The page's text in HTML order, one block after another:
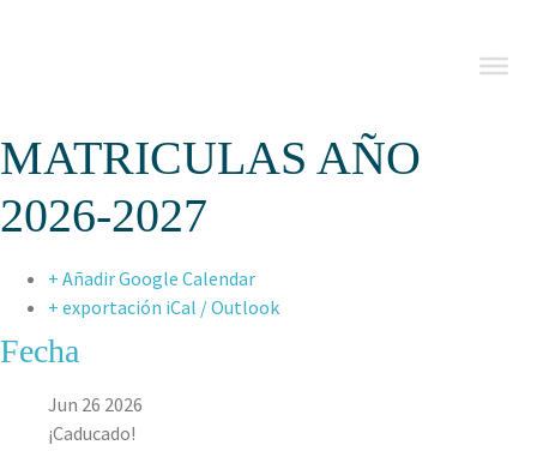
MATRICULAS AÑO
2026-2027
+ Añadir Google Calendar
+ exportación iCal / Outlook
Fecha
Jun 26 2026
¡Caducado!